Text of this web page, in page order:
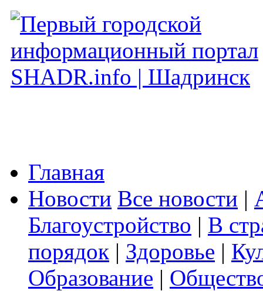
Главная
Новости Все новости |
Благоустройство | В
порядок | Здоровье |
Образование |